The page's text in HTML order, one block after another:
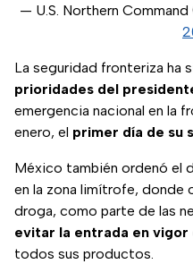
— U.S. Northern
La seguridad fronteriza ha
prioridades del
emergencia nacional en la
enero, el primer día de su
México también ordenó el
en la zona limítrofe, donde
droga, como parte de las
evitar la entrada en vigor
todos sus productos.